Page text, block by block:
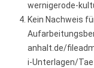
wernigerode-
Kein Nachweis
anhalt.de/
i-Unterlagen/